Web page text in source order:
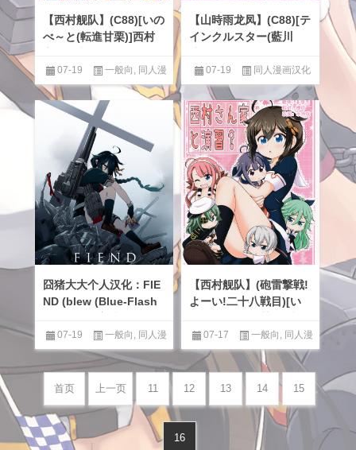
【西村舰队】(C88)[いの
べ～と(転進甘栗)]西村
07-19 一般向 , 同人漫
画汉化区
【山時雨龙凤】(C88)[テ
インクルスター(藍川
07-19
同人漫画汉化
区
囧猪大大个人汉化：FIE
ND (blew (Blue-Flash
07-19 一般向
同人漫
画汉化区
【西村舰队】(砲雷撃戦!
よーい!二十八戦目)[い
西村家的演习
07-17 一般向
同人漫
画汉化区,百合
首页 上一页 11 12 13 14 15
16